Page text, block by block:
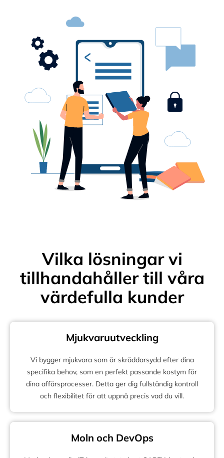
Vilka lösningar vi
tillhandahåller till våra
värdefulla kunder
Mjukvaruutveckling
Vi bygger mjukvara som är skräddarsydd efter dina
specifika behov, som en perfekt passande kostym för
dina affärsprocesser. Detta ger dig fullständig kontroll
och flexibilitet för att uppnå precis vad du vill.
Moln och DevOps